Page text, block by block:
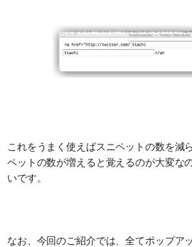
これをうまく使えばスニペットの数を減
ペットの数が増えると覚えるのが大変な
いです。
なお、今回のご紹介では、全てポップア